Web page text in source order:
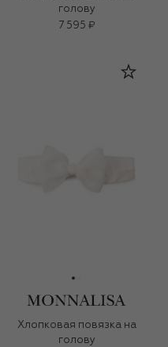
голову
7 595 ₽
Хлопковая повязка на
голову